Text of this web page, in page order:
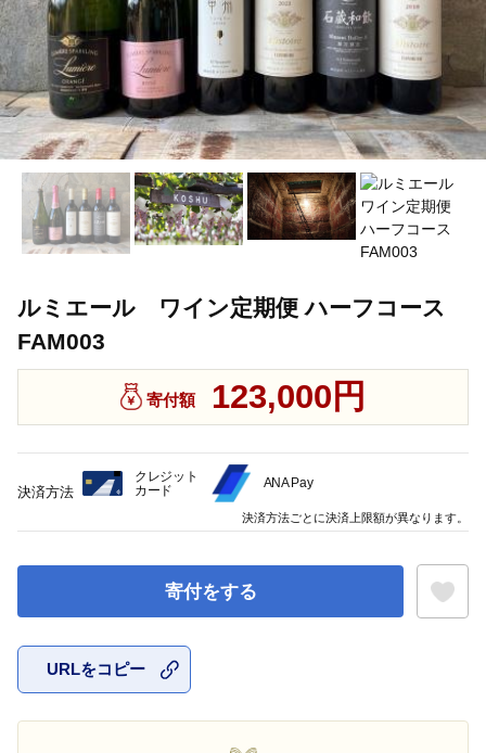
ルミエール ワイン定期便 ハーフコース
FAM003
寄付額 123,000円
寄付をする
URLをコピー
決済方法
クレジット
カード
ANA Pay
決済方法ごとに決済上限額が異なります。